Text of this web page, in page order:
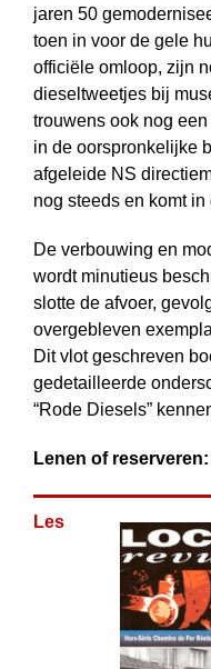
jaren 50
toen in voor de gele
officiële omloop, zijn
dieseltweetjes bij
trouwens ook nog
in de oorspronkelijke
afgeleide NS
nog steeds en komt
De verbouwing en
wordt minutieus
slotte de afvoer,
overgebleven
Dit vlot geschreven
gedetailleerde
“Rode Diesels”
Lenen of reserveren:
Les